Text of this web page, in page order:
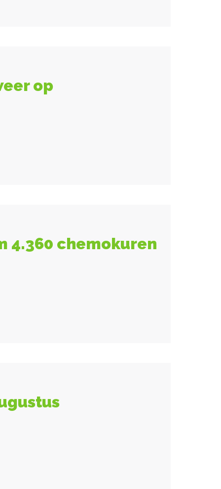
op
4.360 chemokuren